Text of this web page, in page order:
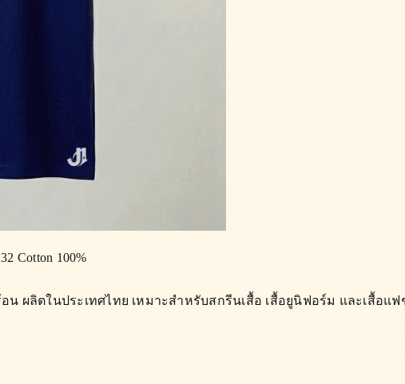
Cotton 100%
ผลิตในประเทศไทย เหมาะสำหรับสกรีนเสื้อ เสื้อยูนิฟอร์ม และเสื้อแ